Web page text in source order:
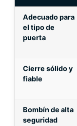
Adecuado para
el tipo de
puerta
Cierre sólido y
fiable
Bombín de alta
seguridad